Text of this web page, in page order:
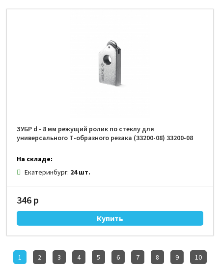
ЗУБР d - 8 мм режущий ролик по стеклу для
универсального Т-образного резака (33200-08) 33200-08
На складе:
Екатеринбург: 24 шт.
346 р
1 2 3 4 5 6 7 8 9 10